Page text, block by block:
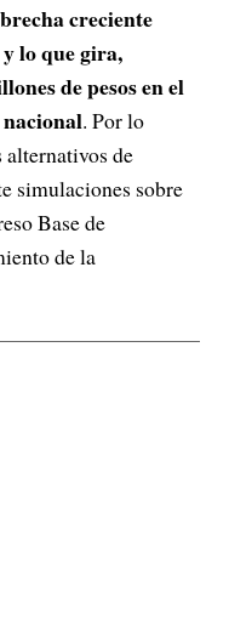
brecha creciente
lo que gira,
de pesos en el
. Por lo
alternativos de
simulaciones sobre
Base de
de la